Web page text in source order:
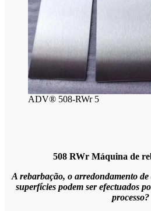
ADV® 508-RWr 5
508 RWr Máquina de
A rebarbação, o arredondamento de
superfícies podem ser efectuados
processo?